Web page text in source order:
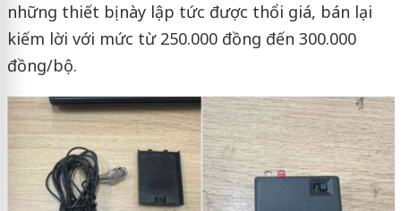
những thiết bị này lập tức được thổi giá, bán lại
kiếm lời với mức từ 250.000 đồng đến 300.000
đồng/bộ.